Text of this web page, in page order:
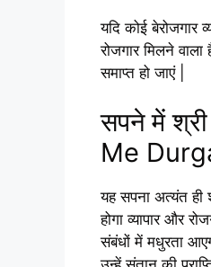
यदि कोई बेरोजगार
रोजगार मिलने
समाप्त हो जाएं |
सपने में
Me
यह सपना अत्यंत
होगा व्यापार और
संबंधों में मधुरता